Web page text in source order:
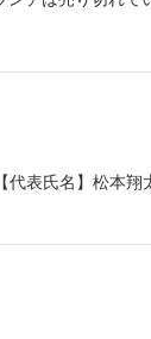
代表氏名】松本翔